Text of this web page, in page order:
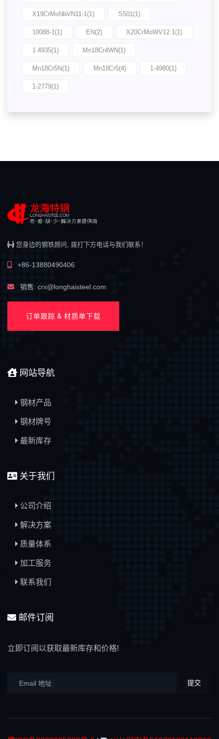
X19CrMoNbVN11-1(1) S501(1)
10088-1(1) EN(2) X20CrMoWV12 1(1)
1 4935(1) Mn18Cr4WN(1)
Mn18Cr5N(1) Mn18Cr5(4) 1-4980(1)
1-2779(1)
您身边的钢铁顾问, 拨打下方电话与我们联系！
+86-13880490406
销售: crx@longhaisteel.com
订单跟踪 & 材质单下载
网站导航
钢材产品
钢材牌号
最新库存
关于我们
公司介绍
解决方案
质量体系
加工服务
联系我们
邮件订阅
立即订阅以获取最新库存和价格!
提交